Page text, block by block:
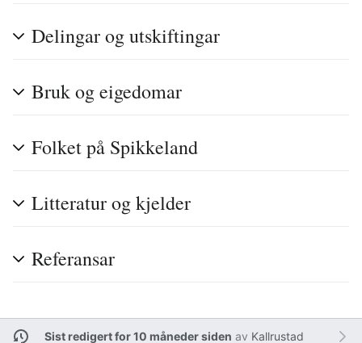
Delingar og utskiftingar
Bruk og eigedomar
Folket på Spikkeland
Litteratur og kjelder
Referansar
Sist redigert for 10 måneder siden av Kallrustad